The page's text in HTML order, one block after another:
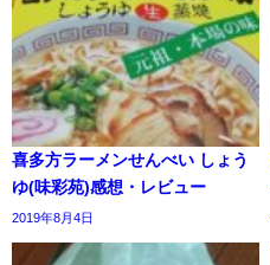
喜多方ラーメンせんべい しょう
ゆ(味彩苑)感想・レビュー
2019年8月4日